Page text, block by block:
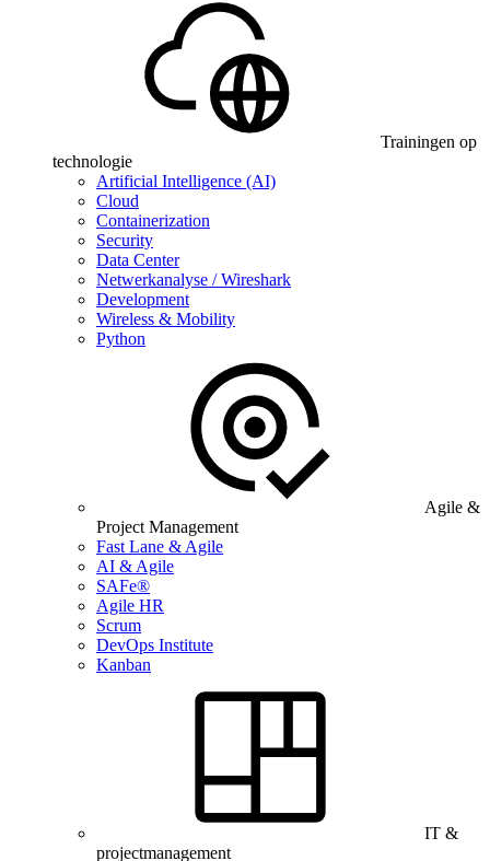
Trainingen op
technologie
Artificial Intelligence (AI)
Cloud
Containerization
Security
Data Center
Netwerkanalyse / Wireshark
Development
Wireless & Mobility
Python
Agile &
Project Management
Fast Lane & Agile
AI & Agile
SAFe®
Agile HR
Scrum
DevOps Institute
Kanban
IT &
projectmanagement